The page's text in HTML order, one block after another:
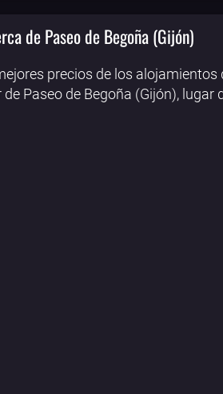
de Paseo de Begoña (Gijón)
precios de los
Paseo de Begoña (Gijón), lugar